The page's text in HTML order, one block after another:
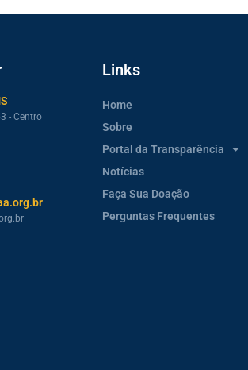
- Centro
Links
Home
Sobre
Portal da Transparência
Notícias
Faça Sua Doação
Perguntas Frequentes